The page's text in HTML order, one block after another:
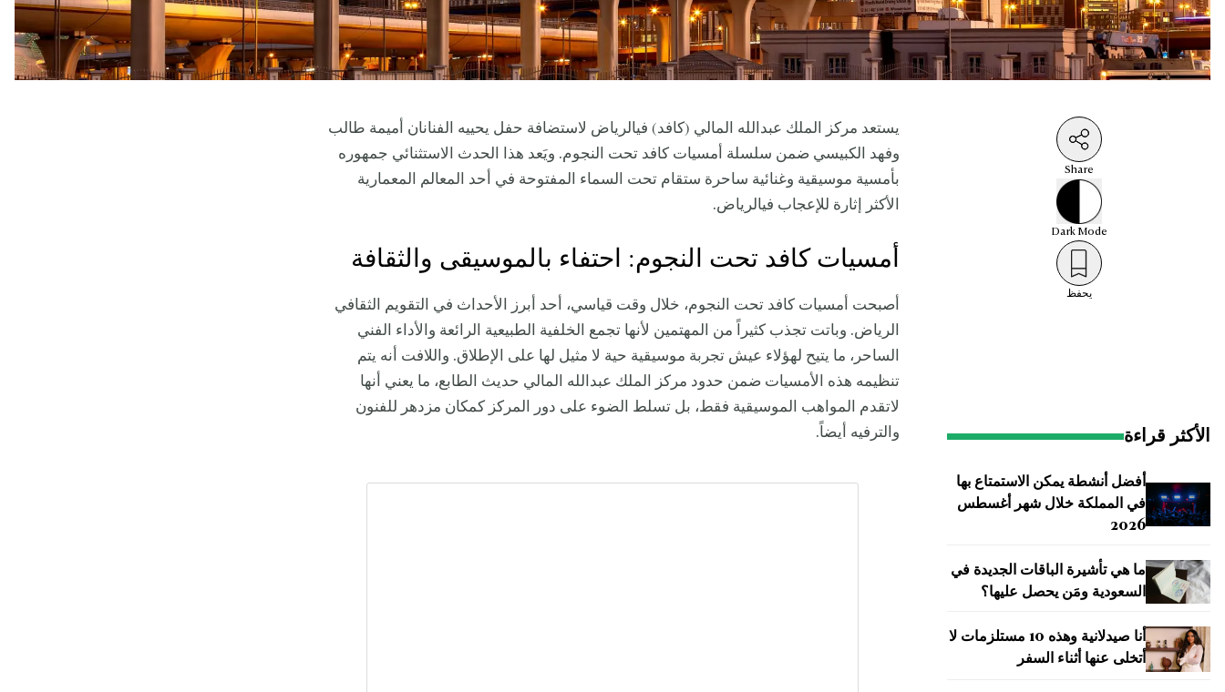
Share
DarkMode
يحفظ
الأكثر قراءة
أفضل أنشطة يمكن الاستمتاع بها
في المملكة خلال شهر أغسطس
2026
ما هي تأشيرة الباقات الجديدة في
السعودية ومَن يحصل عليها؟
أنا صيدلانية وهذه 10 مستلزمات لا
أتخلى عنها أثناء السفر
يستعد مركز الملك عبدالله المالي (كافد) فيالرياض لاستضافة حفل يحييه الفنانان أميمة طالب
وفهد الكبيسي ضمن سلسلة أمسيات كافد تحت النجوم. ويَعد هذا الحدث الاستثنائي جمهوره
بأمسية موسيقية وغنائية ساحرة ستقام تحت السماء المفتوحة في أحد المعالم المعمارية
الأكثر إثارة للإعجاب فيالرياض.
أمسيات كافد تحت النجوم: احتفاء بالموسيقى والثقافة
أصبحت أمسيات كافد تحت النجوم، خلال وقت قياسي، أحد أبرز الأحداث في التقويم الثقافي
الرياض. وباتت تجذب كثيراً من المهتمين لأنها تجمع الخلفية الطبيعية الرائعة والأداء الفني
الساحر، ما يتيح لهؤلاء عيش تجربة موسيقية حية لا مثيل لها على الإطلاق. واللافت أنه يتم
تنظيمه هذه الأمسيات ضمن حدود مركز الملك عبدالله المالي حديث الطابع، ما يعني أنها
لاتقدم المواهب الموسيقية فقط، بل تسلط الضوء على دور المركز كمكان مزدهر للفنون
والترفيه أيضاً.